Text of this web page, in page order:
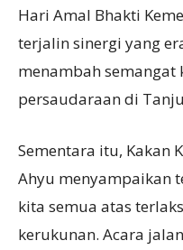
Hari Amal Bhakti
terjalin sinergi yang
menambah semangat
persaudaraan di
Sementara itu, Kakan
Ahyu menyampaikan
kita semua atas
kerukunan. Acara